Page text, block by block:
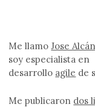
Me llamoJose
soy especialista en
desarrollo agile de
Me publicaron dos